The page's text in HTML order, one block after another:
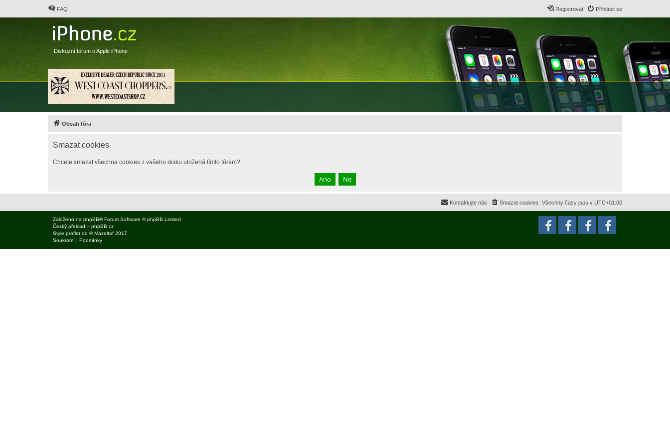
FAQ Přihlásit se
Registrovat
Diskuzní fórum o Apple iPhone
Obsah fóra
Smazat cookies
Chcete smazat všechna cookies z vašeho disku uložená tímto fórem?
Všechny časy jsou v UTC+01:00
Smazat cookies
Kontaktujte nás
Založeno na phpBB® Forum Software © phpBB Limited
Český překlad – phpBB.cz
Style proflat od ©Mazeltof 2017
Soukromí | Podmínky